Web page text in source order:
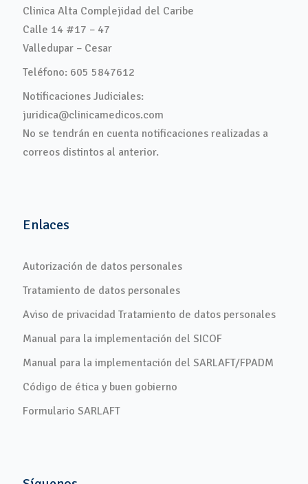
Clinica Alta Complejidad del Caribe
Calle 14 #17 – 47
Valledupar – Cesar
Teléfono: 605 5847612
Notificaciones Judiciales:
juridica@clinicamedicos.com
No se tendrán en cuenta notificaciones realizadas a
correos distintos al anterior.
Enlaces
Autorización de datos personales
Tratamiento de datos personales
Aviso de privacidad Tratamiento de datos personales
Manual para la implementación del SICOF
Manual para la implementación del SARLAFT/FPADM
Código de ética y buen gobierno
Formulario SARLAFT